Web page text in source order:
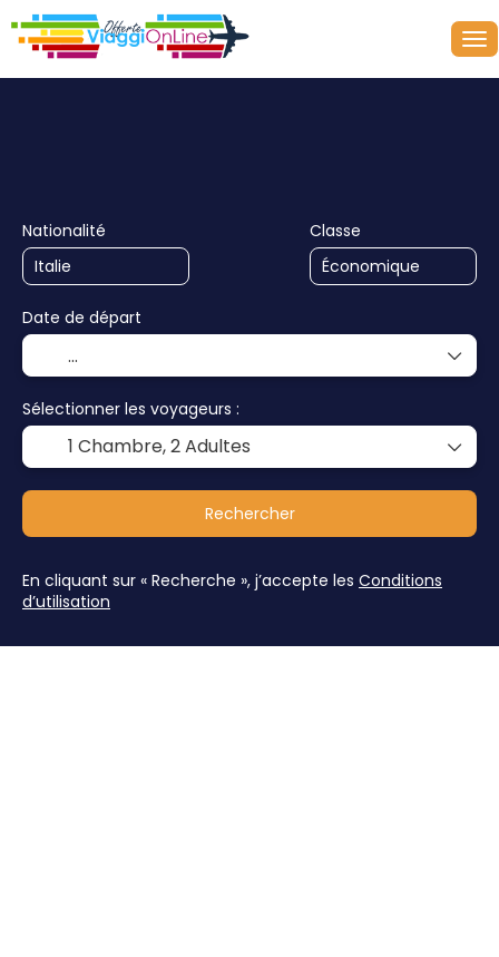
Nationalité Classe
Date de départ
Sélectionner les voyageurs :
1 Chambre,2 Adultes
Rechercher
En cliquant sur « Recherche », j’accepte les Conditions
d’utilisation